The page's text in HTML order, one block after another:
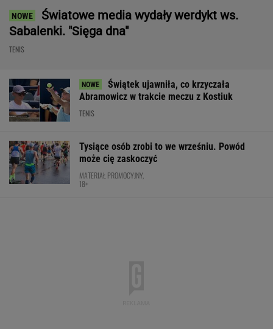
Światowe media wydały werdykt ws.
Sabalenki. "Sięga dna"
TENIS
Świątek ujawniła, co krzyczała
Abramowicz w trakcie meczu z Kostiuk
TENIS
Tysiące osób zrobi to we wrześniu. Powód
może cię zaskoczyć
MATERIAŁ PROMOCYJNY,
18+